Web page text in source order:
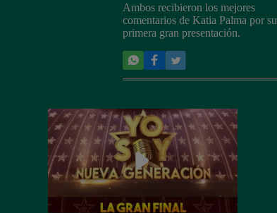
Ambos recibieron los mejores
comentarios de Katia Palma por su
primera gran presentación.